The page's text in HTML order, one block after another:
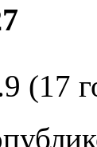
(17